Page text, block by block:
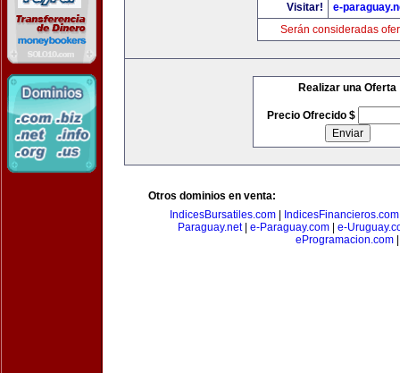
Visitar!
e-
Serán consideradas
Realizar una Oferta
Precio Ofrecido $
Otros dominios en venta:
IndicesBursatiles.com
IndicesFinancieros.com
Paraguay.net| e-Paraguay.com| e-
eProgramacion.com